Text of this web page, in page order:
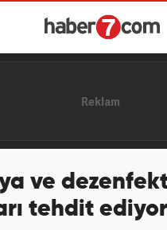
ve
tehdit ediyor